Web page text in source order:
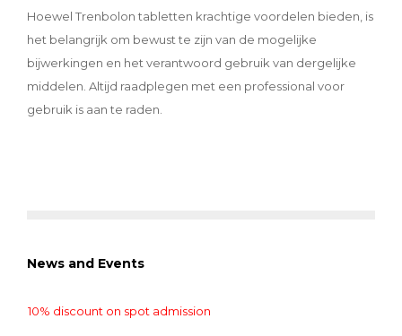
Hoewel Trenbolon tabletten krachtige voordelen bieden, is
het belangrijk om bewust te zijn van de mogelijke
bijwerkingen en het verantwoord gebruik van dergelijke
middelen. Altijd raadplegen met een professional voor
gebruik is aan te raden.
News and Events
10% discount on spot admission